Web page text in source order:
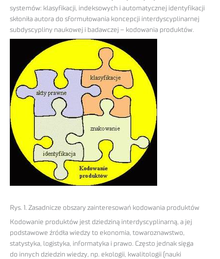
systemów: klasyfikacji, indeksowych i automatycznej identyfikacji
skłoniła autora do sformułowania koncepcji interdyscyplinarnej
subdyscypliny naukowej i badawczej – kodowania produktów.
Rys. 1. Zasadnicze obszary zainteresowań kodowania produktów
Kodowanie produktów jest dziedziną interdyscyplinarną, a jej
podstawowe źródła wiedzy to ekonomia, towaroznawstwo,
statystyka, logistyka, informatyka i prawo. Często jednak sięga
do innych dziedzin wiedzy, np. ekologii, kwalitologii (nauki